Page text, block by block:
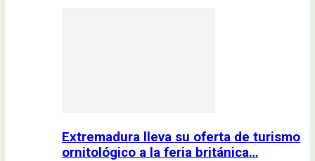
Extremadura lleva su oferta de turismo
ornitológico a la feria británica…